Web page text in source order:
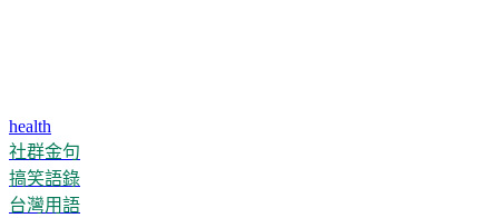
health
社群金句
搞笑語錄
台灣用語